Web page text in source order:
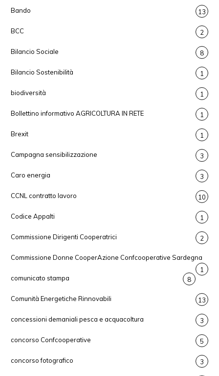
Bando 13
BCC 2
Bilancio Sociale 8
Bilancio Sostenibilità 1
biodiversità 1
Bollettino informativo AGRICOLTURA IN RETE 1
Brexit 1
Campagna sensibilizzazione 3
Caro energia 3
CCNL contratto lavoro 10
Codice Appalti 1
Commissione Dirigenti Cooperatrici 2
Commissione Donne CooperAzione Confcooperative Sardegna
1
comunicato stampa
8
Comunità Energetiche Rinnovabili 13
concessioni demaniali pesca e acquacoltura 3
concorso Confcooperative 5
concorso fotografico 3